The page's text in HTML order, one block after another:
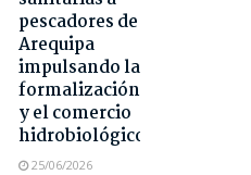
pescadores de
Arequipa
impulsando la
formalización
y el comercio
hidrobiológico
25/06/2026